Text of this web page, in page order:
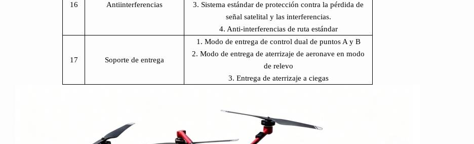
16 Antiinterferencias
3. Sistema estándar de protección contra la pérdida de
señal satelital y las interferencias.
4. Anti-interferencias de ruta estándar
17 Soporte de entrega
1. Modo de entrega de control dual de puntos A y B
2. Modo de entrega de aterrizaje de aeronave en modo
de relevo
3. Entrega de aterrizaje a ciegas